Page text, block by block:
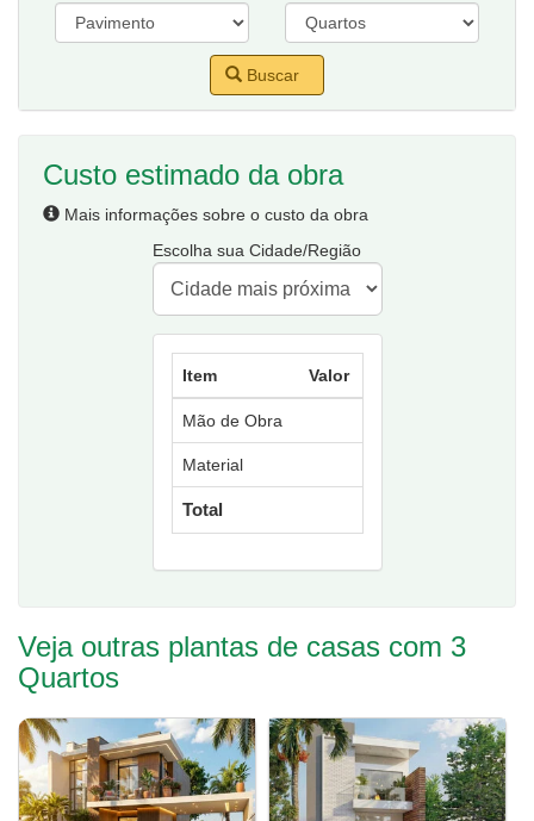
Buscar
Custo estimado da obra
Mais informações sobre o custo da obra
Escolha sua Cidade/Região
Item Valor
Mão de Obra
Material
Total
Veja outras plantas de casas com 3
Quartos